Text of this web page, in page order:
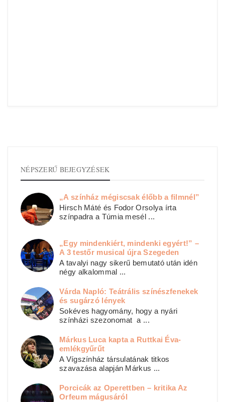
NÉPSZERŰ BEJEGYZÉSEK
„A színház mégiscsak élőbb a filmnél”
Hirsch Máté és Fodor Orsolya írta
színpadra a Túmia mesél ...
„Egy mindenkiért, mindenki egyért!” –
A 3 testőr musical újra Szegeden
A tavalyi nagy sikerű bemutató után idén
négy alkalommal ...
Várda Napló: Teátrális színészfenekek
és sugárzó lények
Sokéves hagyomány, hogy a nyári
színházi szezonomat a ...
Márkus Luca kapta a Ruttkai Éva-
emlékgyűrűt
A Vígszínház társulatának titkos
szavazása alapján Márkus ...
Porcicák az Operettben – kritika Az
Orfeum mágusáról